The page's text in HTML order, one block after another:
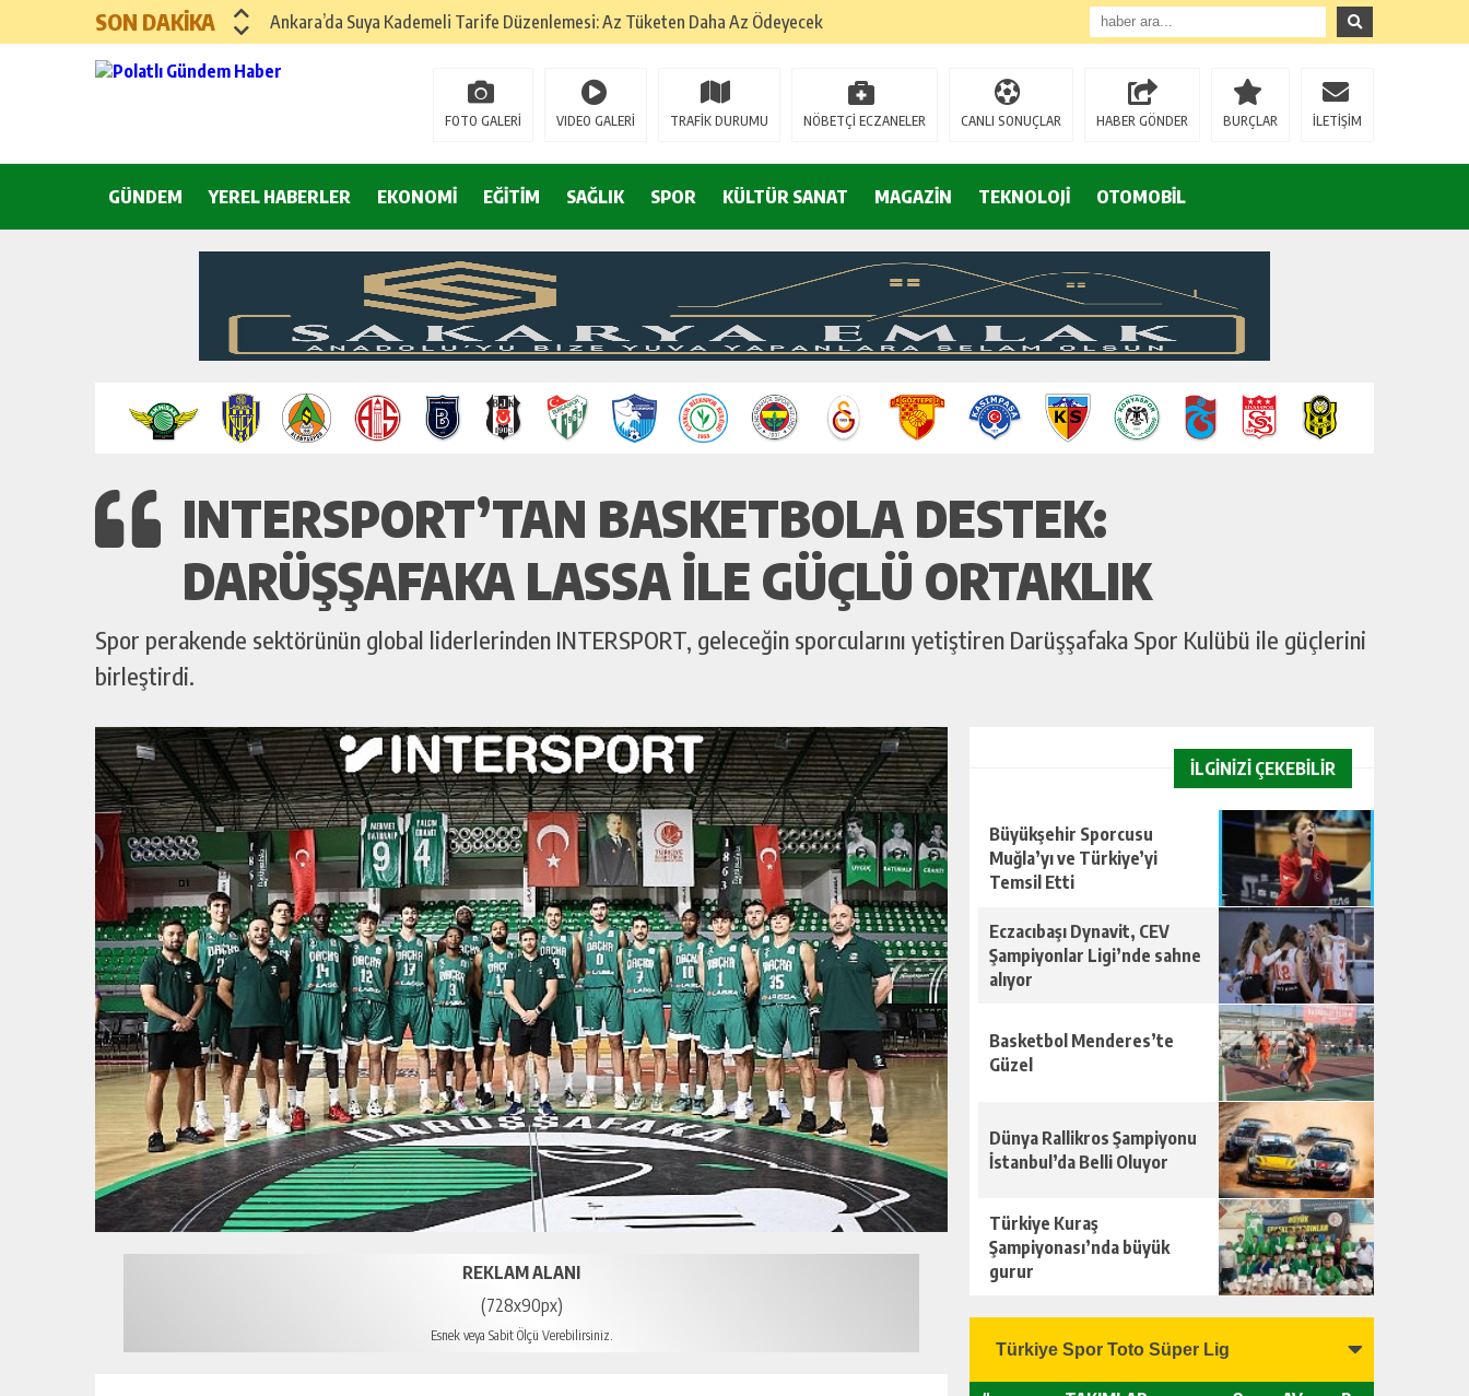
SON DAKİKA
Ankara’da Suya Kademeli Tarife Düzenlemesi: Az Tüketen Daha Az Ödeyecek
Yılın Gastronomi İlçesi Haymana
Polatlı Sakarya Köyü’nde Kırım Tatarlarının Tepreş Coşkusu
Hayri Kozanoğlu… Erdoğan’ın 3 devri
Saray makyaj tutmaz
Seçmeli demokrasi: Kimine şeker, kimine zehir
FOTO GALERİ VIDEO GALERİ TRAFİK DURUMU NÖBETÇİ ECZANELER CANLI SONUÇLAR HABER GÖNDER BURÇLAR İLETİŞİM
GÜNDEM YEREL HABERLER EKONOMİ EĞİTİM SAĞLIK SPOR KÜLTÜR SANAT MAGAZİN TEKNOLOJİ OTOMOBİL
INTERSPORT’TAN BASKETBOLA DESTEK:
DARÜŞŞAFAKA LASSA ILE GÜÇLÜ ORTAKLIK
Spor perakende sektörünün global liderlerinden INTERSPORT, geleceğin sporcularını yetiştiren Darüşşafaka Spor Kulübü ile güçlerini
birleştirdi.
REKLAM ALANI
(728x90px)
Esnek veya Sabit Ölçü Verebilirsiniz.
İLGİNİZİ ÇEKEBİLİR
Büyükşehir Sporcusu
Muğla’yı ve Türkiye’yi
Temsil Etti
Eczacıbaşı Dynavit, CEV
Şampiyonlar Ligi’nde sahne
alıyor
Basketbol Menderes’te
Güzel
Dünya Rallikros Şampiyonu
İstanbul’da Belli Oluyor
Türkiye Kuraş
Şampiyonası’nda büyük
gurur